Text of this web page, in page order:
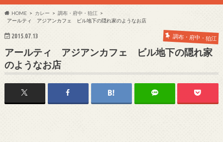
HOME カレー
調布・府中・狛江
アールティ アジアンカフェ ビル地下の隠れ家のようなお店
2015.07.13 調布・府中・狛江
アールティ アジアンカフェ ビル地下の隠れ家
のようなお店